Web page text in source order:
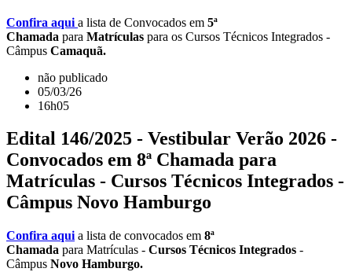
Confira aqui a lista de Convocados em 5ª
Chamada para Matrículas para os Cursos Técnicos Integrados -
Câmpus Camaquã.
não publicado
05/03/26
16h05
Edital 146/2025 - Vestibular Verão 2026 -
Convocados em 8ª Chamada para
Matrículas - Cursos Técnicos Integrados -
Câmpus Novo Hamburgo
Confira aqui a lista de convocados em 8ª
Chamada para Matrículas - Cursos Técnicos Integrados -
Câmpus Novo Hamburgo.